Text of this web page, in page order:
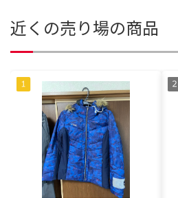
近くの売り場の商品